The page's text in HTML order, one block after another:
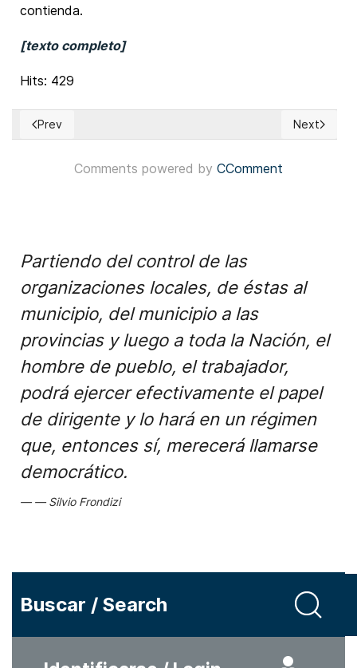
contienda.
[texto completo]
Hits: 429
Previous article: EUA: Demócratas se reunieron como
Prev Next
Next
Comments powered by CComment
Partiendo del control de las
organizaciones locales, de éstas al
municipio, del municipio a las
provincias y luego a toda la Nación, el
hombre de pueblo, el trabajador,
podrá ejercer efectivamente el papel
de dirigente y lo hará en un régimen
que, entonces sí, merecerá llamarse
democrático.
Silvio Frondizi
Buscar / Search